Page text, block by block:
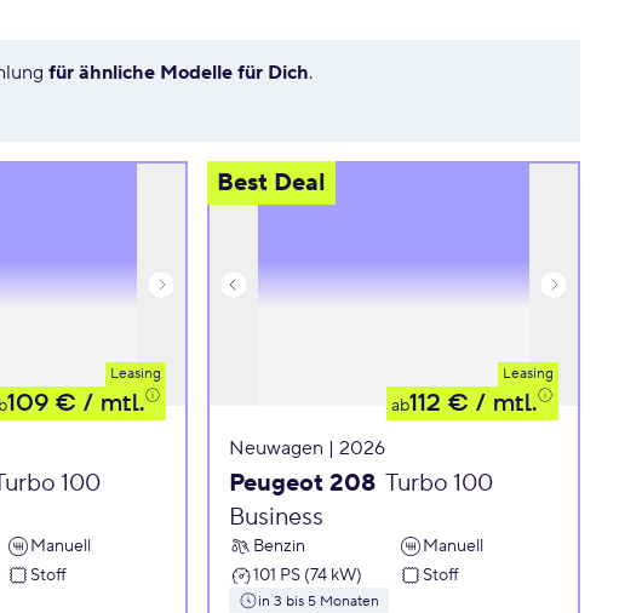
für ähnliche Modelle für Dich.
Leasing
109 € / mtl.
100
Manuell
Stoff
Best Deal
Leasing
ab112 € / mtl.
Neuwagen | 2026
Peugeot 208 Turbo 100
Business
Benzin
Manuell
101 PS (74 kW)
Stoff
in 3 bis 5 Monaten